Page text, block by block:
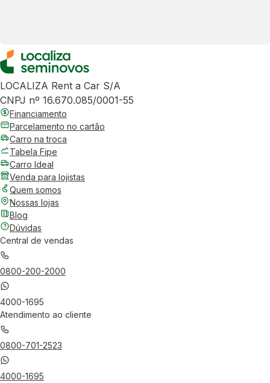
LOCALIZA Rent a Car S/A
CNPJ nº 16.670.085/0001-55
Financiamento
Parcelamento no cartão
Carro na troca
Tabela Fipe
Carro Ideal
Venda para lojistas
Quem somos
Nossas lojas
Blog
Dúvidas
Central de vendas
0800-200-2000
4000-1695
Atendimento ao cliente
0800-701-2523
4000-1695